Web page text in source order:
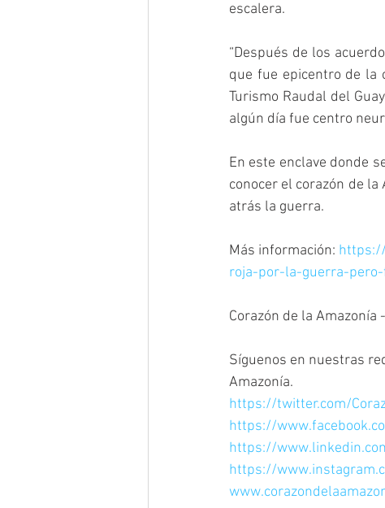
escalera.
“Después de los
que fue epicentro de la
Turismo Raudal del
algún día fue centro
En este enclave donde
conocer el corazón de
atrás la guerra.
Más información:
roja-por-la-guerra-
Corazón de la
Síguenos en nuestras
Amazonía.
https://twitter.com/
https://
https://
https://